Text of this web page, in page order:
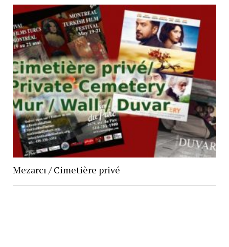
Mezarcı / Cimetière privé